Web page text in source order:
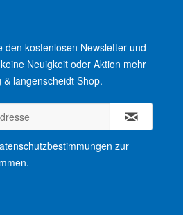
den kostenlosen Newsletter und
Neuigkeit oder Aktion mehr
langenscheidt Shop.
zur